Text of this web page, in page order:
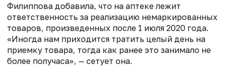
Филиппова добавила, что на аптеке лежит
ответственность за реализацию немаркированных
товаров, произведенных после 1 июля 2020 года.
«Иногда нам приходится тратить целый день на
приемку товара, тогда как ранее это занимало не
более получаса», — сетует она.